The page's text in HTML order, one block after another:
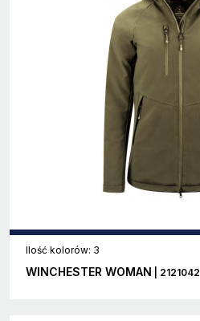
Ilość kolorów: 3
WINCHESTER WOMAN | 2121042